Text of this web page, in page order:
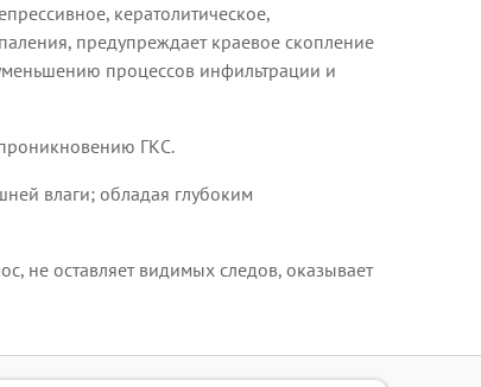
кератолитическое,
предупреждает краевое скопление
процессов инфильтрации и
проникновению ГКС.
влаги; обладая глубоким
не оставляет видимых следов, оказывает